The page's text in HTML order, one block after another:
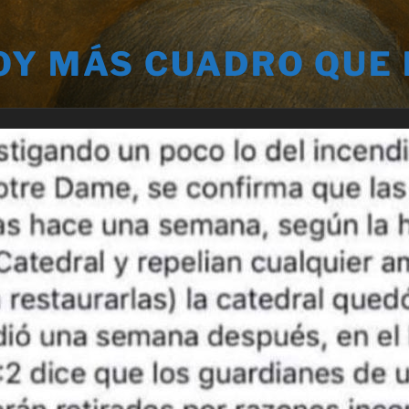
MÁS CUADRO QUE